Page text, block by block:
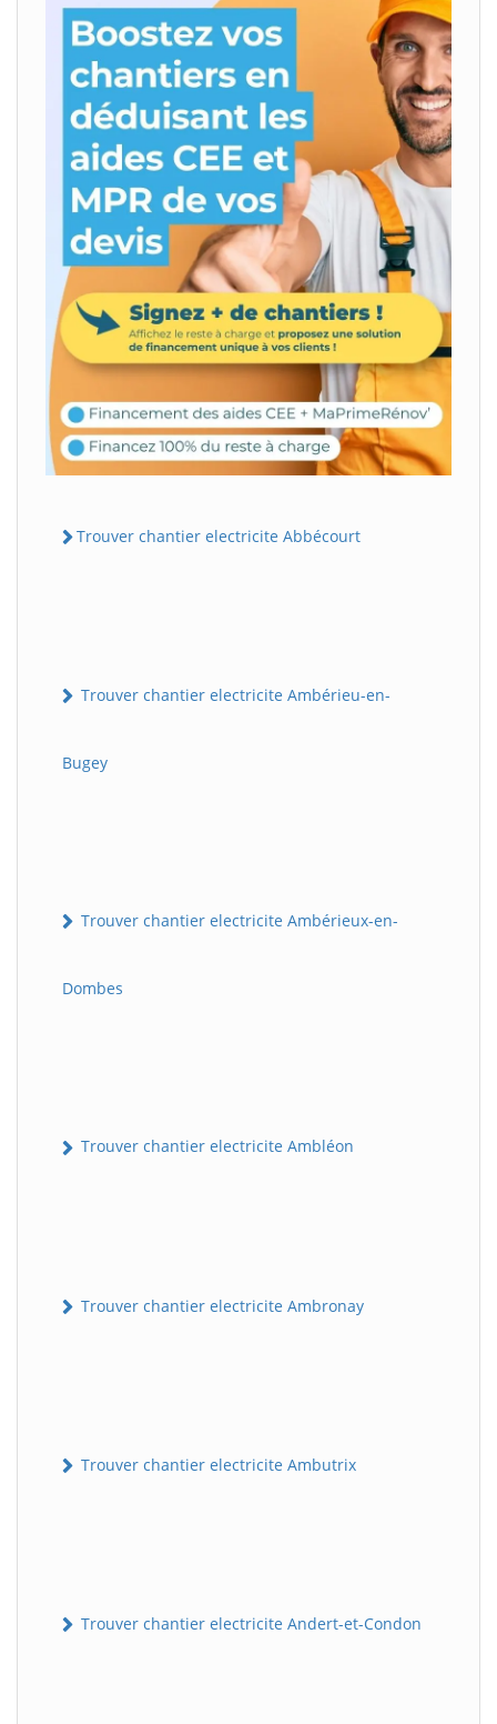
Trouver chantier electricite Abbécourt
Trouver chantier electricite Ambérieu-en-
Bugey
Trouver chantier electricite Ambérieux-en-
Dombes
Trouver chantier electricite Ambléon
Trouver chantier electricite Ambronay
Trouver chantier electricite Ambutrix
Trouver chantier electricite Andert-et-Condon